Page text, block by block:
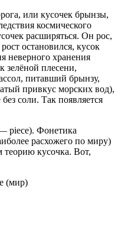
или кусочек брынзы,
космического
расширяться. Он рос,
остановился, кусок
неверного хранения
зелёной плесени,
питавший брынзу,
привкус морских вод),
соли. Так появляется
piece). Фонетика
расхожего по миру)
теорию кусочка. Вот,
(мир)